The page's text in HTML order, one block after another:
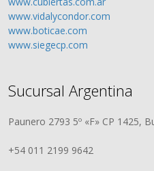
www.vidalycondor.com
www.boticae.com
www.siegecp.com
Sucursal Argentina
Paunero 2793 5º «F» CP 1425,
+54 011 2199 9642